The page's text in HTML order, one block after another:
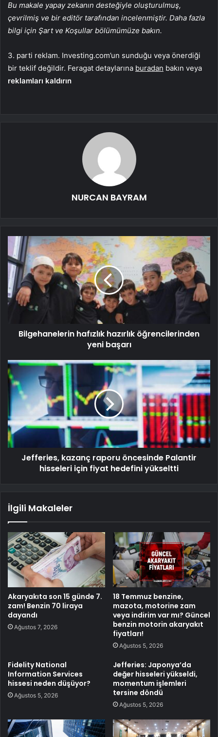
Bu makale yapay zekanın desteğiyle oluşturulmuş,
çevrilmiş ve bir editör tarafından incelenmiştir. Daha fazla
bilgi için Şart ve Koşullar bölümümüze bakın.
3. parti reklam. Investing.com’un sunduğu veya önerdiği
bir teklif değildir. Feragat detaylarına buradan bakın veya
reklamları kaldırın
NURCAN BAYRAM
Bilgehanelerin hafızlık hazırlık öğrencilerinden
yeni başarı
Jefferies, kazanç raporu öncesinde Palantir
hisseleri için fiyat hedefini yükseltti
İlgili Makaleler
Akaryakıta son 15 günde 7.
zam! Benzin 70 liraya
dayandı
Ağustos 7, 2026
18 Temmuz benzine,
mazota, motorine zam
veya indirim var mı? Güncel
benzin motorin akaryakıt
fiyatları!
Ağustos 5, 2026
Fidelity National
Information Services
hissesi neden düşüyor?
Ağustos 5, 2026
Jefferies: Japonya’da
değer hisseleri yükseldi,
momentum işlemleri
tersine döndü
Ağustos 5, 2026